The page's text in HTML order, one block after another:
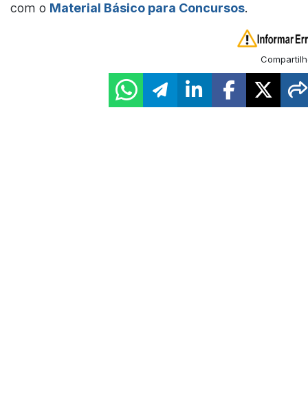
com o Material Básico para Concursos.